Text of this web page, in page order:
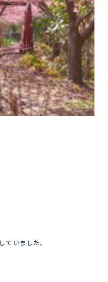
していました。